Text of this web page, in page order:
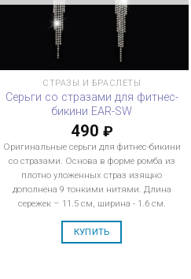
СТРАЗЫ И БРАСЛЕТЫ
Серьги со стразами для фитнес-
бикини EAR-SW
490 ₽
Оригинальные серьги для фитнес-бикини
со стразами. Основа в форме ромба из
плотно уложенных страз изящно
дополнена 9 тонкими нитями. Длина
сережек – 11.5 см, ширина - 1.6 см.
КУПИТЬ